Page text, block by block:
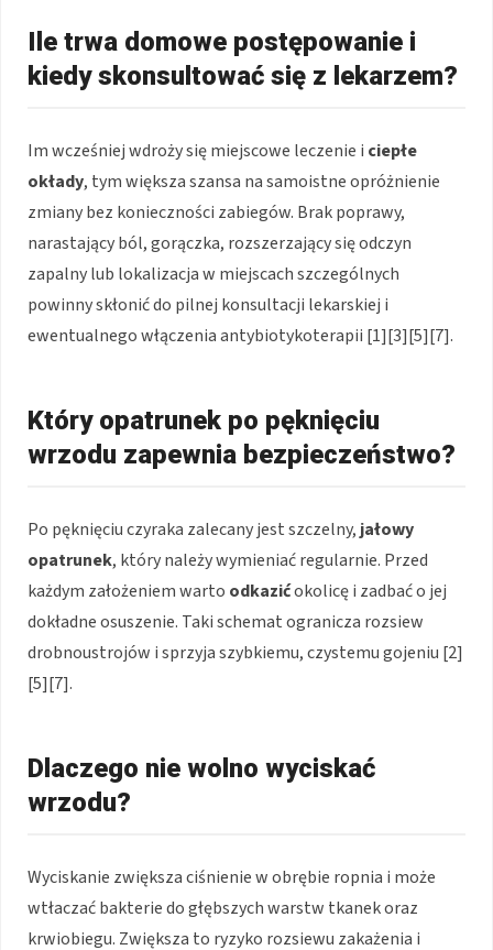
Ile trwa domowe postępowanie i
kiedy skonsultować się z lekarzem?
Im wcześniej wdroży się miejscowe leczenie i ciepłe
okłady, tym większa szansa na samoistne opróżnienie
zmiany bez konieczności zabiegów. Brak poprawy,
narastający ból, gorączka, rozszerzający się odczyn
zapalny lub lokalizacja w miejscach szczególnych
powinny skłonić do pilnej konsultacji lekarskiej i
ewentualnego włączenia antybiotykoterapii [1][3][5][7].
Który opatrunek po pęknięciu
wrzodu zapewnia bezpieczeństwo?
Po pęknięciu czyraka zalecany jest szczelny, jałowy
opatrunek, który należy wymieniać regularnie. Przed
każdym założeniem warto odkazićokolicę i zadbać o jej
dokładne osuszenie. Taki schemat ogranicza rozsiew
drobnoustrojów i sprzyja szybkiemu, czystemu gojeniu [2]
[5][7].
Dlaczego nie wolno wyciskać
wrzodu?
Wyciskanie zwiększa ciśnienie w obrębie ropnia i może
wtłaczać bakterie do głębszych warstw tkanek oraz
krwiobiegu. Zwiększa to ryzyko rozsiewu zakażenia i